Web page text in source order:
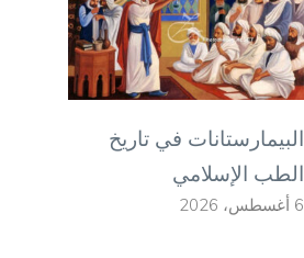
البيمارستانات في تاريخ
الطب الإسلامي
6 أغسطس، 2026